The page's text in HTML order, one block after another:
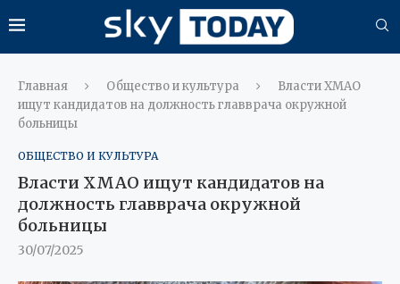
Главная Общество и культура
Власти ХМАО
ищут кандидатов на должность главврача окружной
больницы
ОБЩЕСТВО И КУЛЬТУРА
Власти ХМАО ищут кандидатов на
должность главврача окружной
больницы
30/07/2025